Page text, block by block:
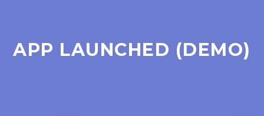
APP LAUNCHED (DEMO)